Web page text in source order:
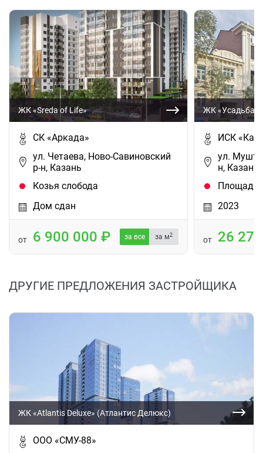
ЖК «Sreda of Life»
СК «Аркада»
ул. Четаева, Ново-Савиновский
р-н, Казань
Козья слобода
Дом сдан
от 6 900 000 за все за м2
ЖК «Усадьба
ИСК
ул.
н, Казань
Площадь
2023
от 26
ДРУГИЕ ПРЕДЛОЖЕНИЯ ЗАСТРОЙЩИКА
ЖК «Atlantis Deluxe» (Атлантис Делюкс)
ООО «СМУ-88»